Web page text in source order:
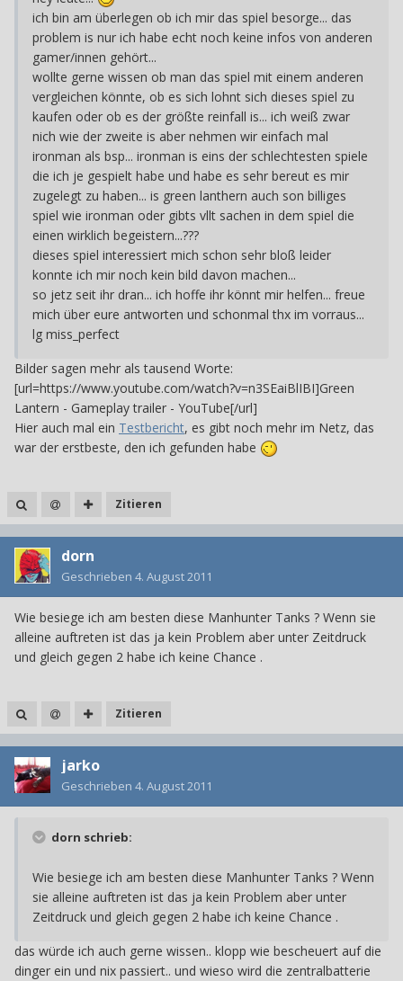
ich bin am überlegen ob ich mir das spiel besorge... das
problem is nur ich habe echt noch keine infos von anderen
gamer/innen gehört...
wollte gerne wissen ob man das spiel mit einem anderen
vergleichen könnte, ob es sich lohnt sich dieses spiel zu
kaufen oder ob es der größte reinfall is... ich weiß zwar
nich wie der zweite is aber nehmen wir einfach mal
ironman als bsp... ironman is eins der schlechtesten spiele
die ich je gespielt habe und habe es sehr bereut es mir
zugelegt zu haben... is green lanthern auch son billiges
spiel wie ironman oder gibts vllt sachen in dem spiel die
einen wirklich begeistern...???
dieses spiel interessiert mich schon sehr bloß leider
konnte ich mir noch kein bild davon machen...
so jetz seit ihr dran... ich hoffe ihr könnt mir helfen... freue
mich über eure antworten und schonmal thx im vorraus...
lg miss_perfect
Bilder sagen mehr als tausend Worte:
[url=https://www.youtube.com/watch?v=n3SEaiBlIBI]‪Green
Lantern - Gameplay trailer‬‏ - YouTube[/url]
Hier auch mal ein Testbericht, es gibt noch mehr im Netz, das
war der erstbeste, den ich gefunden habe
Zitieren
dorn
Geschrieben 4. August 2011
Wie besiege ich am besten diese Manhunter Tanks ? Wenn sie
alleine auftreten ist das ja kein Problem aber unter Zeitdruck
und gleich gegen 2 habe ich keine Chance .
Zitieren
jarko
Geschrieben 4. August 2011
dorn schrieb:
Wie besiege ich am besten diese Manhunter Tanks ? Wenn
sie alleine auftreten ist das ja kein Problem aber unter
Zeitdruck und gleich gegen 2 habe ich keine Chance .
das würde ich auch gerne wissen.. klopp wie bescheuert auf die
dinger ein und nix passiert.. und wieso wird die zentralbatterie